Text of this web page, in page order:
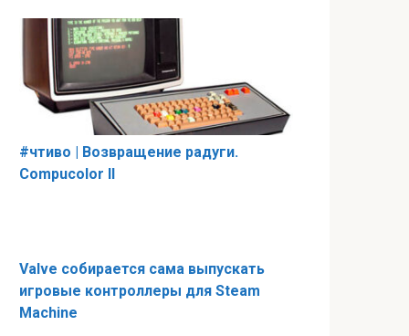
#чтиво | Возвращение радуги.
Compucolor II
Valve собирается сама выпускать
игровые контроллеры для Steam
Machine